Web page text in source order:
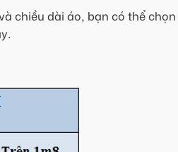
chiều dài áo, bạn có thể